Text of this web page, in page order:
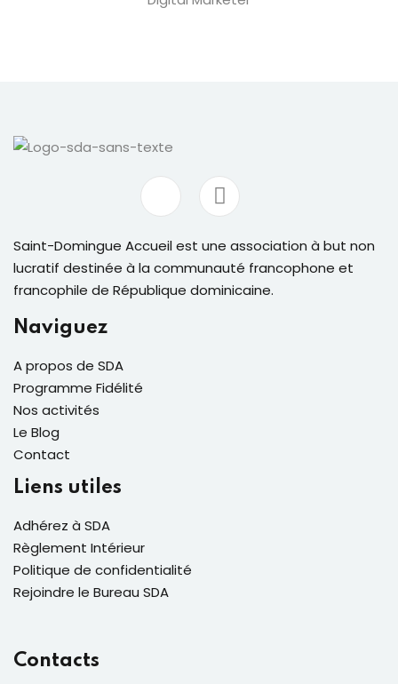
Saint-Domingue Accueil est une association à but non
lucratif destinée à la communauté francophone et
francophile de République dominicaine.
Naviguez
A propos de SDA
Programme Fidélité
Nos activités
Le Blog
Contact
Liens utiles
Adhérez à SDA
Règlement Intérieur
Politique de confidentialité
Rejoindre le Bureau SDA
Contacts